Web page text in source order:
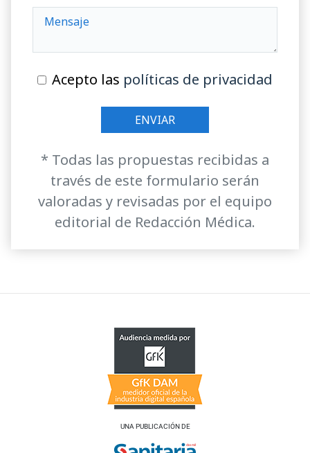
Acepto las políticas de privacidad
* Todas las propuestas recibidas a
través de este formulario serán
valoradas y revisadas por el equipo
editorial de Redacción Médica.
UNA PUBLICACIÓN DE